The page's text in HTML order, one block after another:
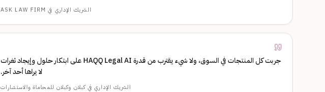
الشريك الإداري في ASK LAW FIRM
جربت كل المنتجات في السوق، ولا شيء يقترب من قدرة HAQQ Legal AI على ابتكار حلول وإيجاد ثغرات
لا يراها أحد آخر.
الشريك الإداري في كبلان وكبلان للمحاماة والاستشارات